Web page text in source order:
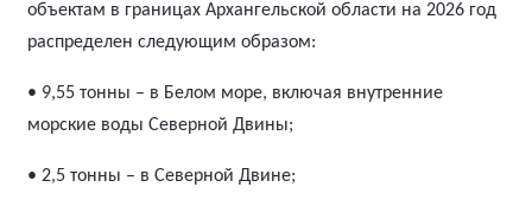
объектам в границах Архангельской области на 2026 год
распределен следующим образом:
• 9,55 тонны – в Белом море, включая внутренние
морские воды Северной Двины;
• 2,5 тонны – в Северной Двине;